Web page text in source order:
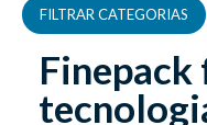
FILTRAR CATEGORIAS
Finepack